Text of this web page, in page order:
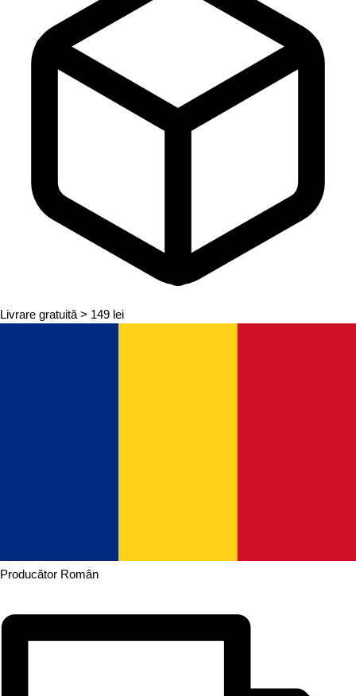
Livrare gratuită > 149 lei
Producător Român